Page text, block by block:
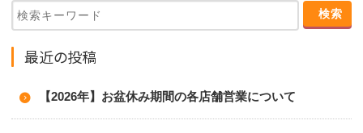
最近の投稿
【2026年】お盆休み期間の各店舗営業について